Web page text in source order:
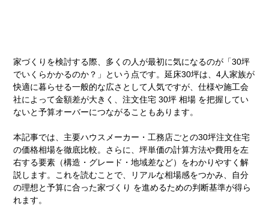
家づくりを検討する際、多くの人が最初に気になるのが「30坪
でいくらかかるのか？」という点です。延床30坪は、4人家族が
快適に暮らせる一般的な広さとして人気ですが、仕様や施工会
社によって金額差が大きく、注文住宅 30坪 相場 を把握してい
ないと予算オーバーにつながることもあります。
本記事では、主要ハウスメーカー・工務店ごとの30坪注文住宅
の価格相場を徹底比較。さらに、坪単価の計算方法や費用を左
右する要素（構造・グレード・地域差など）をわかりやすく解
説します。これを読むことで、リアルな相場感をつかみ、自分
の理想と予算に合った家づくり を進めるための判断基準が得ら
れます。